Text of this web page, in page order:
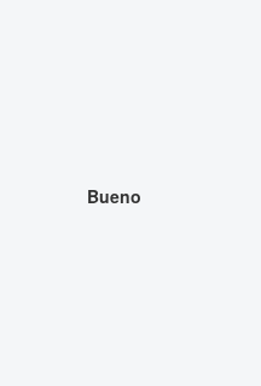
Bueno